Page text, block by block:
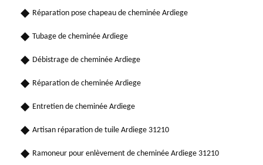
Réparation pose chapeau de cheminée Ardiege
Tubage de cheminée Ardiege
Débistrage de cheminée Ardiege
Réparation de cheminée Ardiege
Entretien de cheminée Ardiege
Artisan réparation de tuile Ardiege 31210
Ramoneur pour enlèvement de cheminée Ardiege 31210